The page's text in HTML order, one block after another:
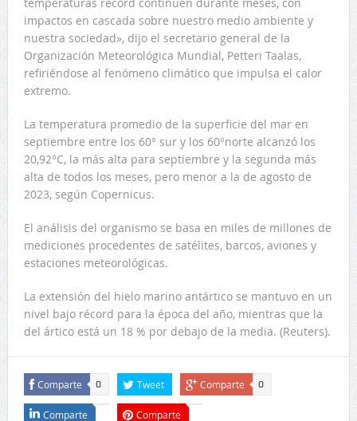
temperaturas récord continúen durante meses, con
impactos en cascada sobre nuestro medio ambiente y
nuestra sociedad», dijo el secretario general de la
Organización Meteorológica Mundial, Petteri Taalas,
refiriéndose al fenómeno climático que impulsa el calor
extremo.
La temperatura promedio de la superficie del mar en
septiembre entre los 60° sur y los 60°norte alcanzó los
20,92°C, la más alta para septiembre y la segunda más
alta de todos los meses, pero menor a la de agosto de
2023, según Copernicus.
El análisis del organismo se basa en miles de millones de
mediciones procedentes de satélites, barcos, aviones y
estaciones meteorológicas.
La extensión del hielo marino antártico se mantuvo en un
nivel bajo récord para la época del año, mientras que la
del ártico está un 18 % por debajo de la media. (Reuters).
Comparte 0 Tweet Comparte 0
Comparte Comparte